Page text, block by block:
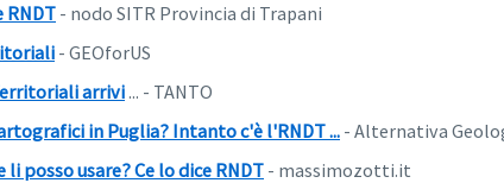
- nodo SITR Provincia di Trapani
- GEOforUS
arrivi ... - TANTO
in Puglia? Intanto c'è l'RNDT ... - Alternativa
posso usare? Ce lo dice RNDT - massimozotti.it